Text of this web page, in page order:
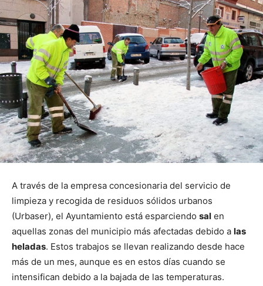
A través de la empresa concesionaria del servicio de
limpieza y recogida de residuos sólidos urbanos
(Urbaser), el Ayuntamiento está esparciendo sal en
aquellas zonas del municipio más afectadas debido a las
heladas. Estos trabajos se llevan realizando desde hace
más de un mes, aunque es en estos días cuando se
intensifican debido a la bajada de las temperaturas.